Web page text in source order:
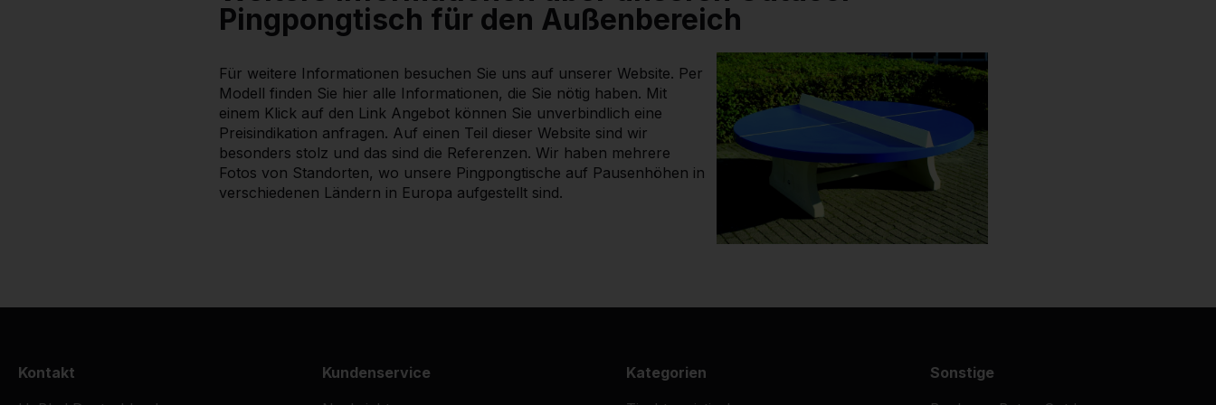
Pingpongtisch für den Außenbereich
Für weitere Informationen besuchen Sie uns auf unserer Website. Per
Modell finden Sie hier alle Informationen, die Sie nötig haben. Mit
einem Klick auf den Link Angebot können Sie unverbindlich eine
Preisindikation anfragen. Auf einen Teil dieser Website sind wir
besonders stolz und das sind die Referenzen. Wir haben mehrere
Fotos von Standorten, wo unsere Pingpongtische auf Pausenhöhen in
verschiedenen Ländern in Europa aufgestellt sind.
Kontakt
Kundenservice
Kategorien
Sonstige